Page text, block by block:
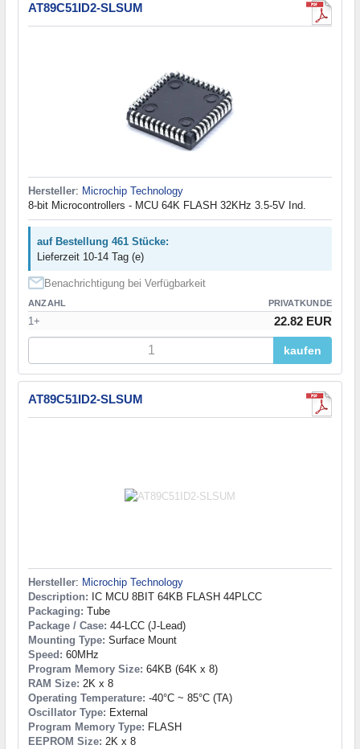
AT89C51ID2-SLSUM
Hersteller: Microchip Technology
8-bit Microcontrollers - MCU 64K FLASH 32KHz 3.5-5V Ind.
auf Bestellung 461 Stücke:
Lieferzeit 10-14 Tag (e)
Benachrichtigung bei Verfügbarkeit
ANZAHL PRIVATKUNDE
1+ 22.82 EUR
kaufen
AT89C51ID2-SLSUM
Hersteller: Microchip Technology
Description: IC MCU 8BIT 64KB FLASH 44PLCC
Packaging: Tube
Package / Case: 44-LCC (J-Lead)
Mounting Type: Surface Mount
Speed: 60MHz
Program Memory Size: 64KB (64K x 8)
RAM Size: 2K x 8
Operating Temperature: -40°C ~ 85°C (TA)
Oscillator Type: External
Program Memory Type: FLASH
EEPROM Size: 2K x 8